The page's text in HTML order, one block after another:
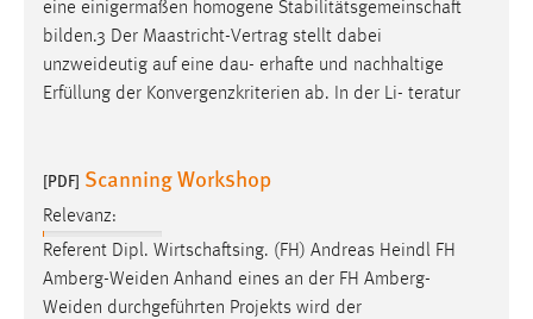
eine einigermaßen homogene Stabilitätsgemeinschaft
bilden.3 Der Maastricht-Vertrag stellt dabei
unzweideutig auf eine dau- erhafte und nachhaltige
Erfüllung der Konvergenzkriterien ab. In der Li- teratur
[PDF] Scanning Workshop
Relevanz:
Referent Dipl. Wirtschaftsing. (FH) Andreas Heindl FH
Amberg-Weiden Anhand eines an der FH Amberg-
Weiden durchgeführten Projekts wird der